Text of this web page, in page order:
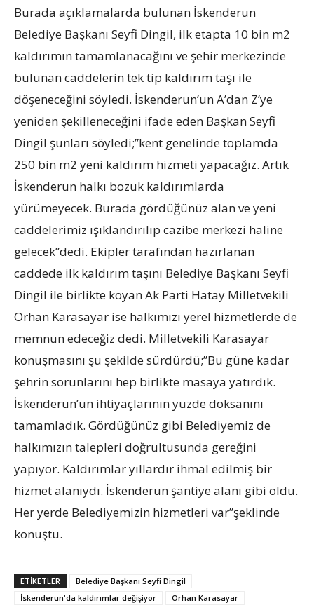
Burada açıklamalarda bulunan İskenderun
Belediye Başkanı Seyfi Dingil, ilk etapta 10 bin m2
kaldırımın tamamlanacağını ve şehir merkezinde
bulunan caddelerin tek tip kaldırım taşı ile
döşeneceğini söyledi. İskenderun’un A’dan Z’ye
yeniden şekilleneceğini ifade eden Başkan Seyfi
Dingil şunları söyledi;”kent genelinde toplamda
250 bin m2 yeni kaldırım hizmeti yapacağız. Artık
İskenderun halkı bozuk kaldırımlarda
yürümeyecek. Burada gördüğünüz alan ve yeni
caddelerimiz ışıklandırılıp cazibe merkezi haline
gelecek”dedi. Ekipler tarafından hazırlanan
caddede ilk kaldırım taşını Belediye Başkanı Seyfi
Dingil ile birlikte koyan Ak Parti Hatay Milletvekili
Orhan Karasayar ise halkımızı yerel hizmetlerde de
memnun edeceğiz dedi. Milletvekili Karasayar
konuşmasını şu şekilde sürdürdü;”Bu güne kadar
şehrin sorunlarını hep birlikte masaya yatırdık.
İskenderun’un ihtiyaçlarının yüzde doksanını
tamamladık. Gördüğünüz gibi Belediyemiz de
halkımızın talepleri doğrultusunda gereğini
yapıyor. Kaldırımlar yıllardır ihmal edilmiş bir
hizmet alanıydı. İskenderun şantiye alanı gibi oldu.
Her yerde Belediyemizin hizmetleri var”şeklinde
konuştu.
ETIKETLER
Belediye Başkanı Seyfi Dingil
İskenderun'da kaldırımlar değişiyor
Orhan Karasayar